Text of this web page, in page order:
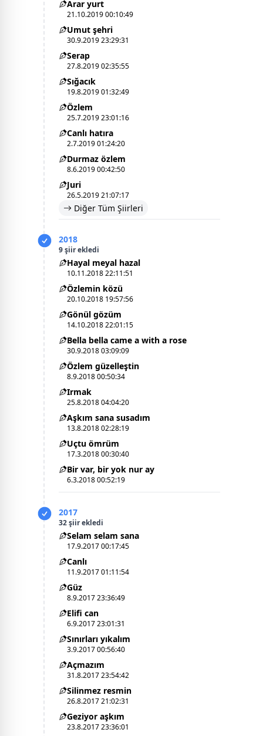
Arar yurt
21.10.2019 00:10:49
Umut şehri
30.9.2019 23:29:31
Serap
27.8.2019 02:35:55
Sığacık
19.8.2019 01:32:49
Özlem
25.7.2019 23:01:16
Canlı hatıra
2.7.2019 01:24:20
Durmaz özlem
8.6.2019 00:42:50
Juri
26.5.2019 21:07:17
Diğer Tüm Şiirleri
2018
9 şiir ekledi
Hayal meyal hazal
10.11.2018 22:11:51
Özlemin közü
20.10.2018 19:57:56
Gönül gözüm
14.10.2018 22:01:15
Bella bella came a with a rose
30.9.2018 03:09:09
Özlem güzelleştin
8.9.2018 00:50:34
Irmak
25.8.2018 04:04:20
Aşkım sana susadım
13.8.2018 02:28:19
Uçtu ömrüm
17.3.2018 00:30:40
Bir var, bir yok nur ay
6.3.2018 00:52:19
2017
32 şiir ekledi
Selam selam sana
17.9.2017 00:17:45
Canlı
11.9.2017 01:11:54
Güz
8.9.2017 23:36:49
Elifi can
6.9.2017 23:01:31
Sınırları yıkalım
3.9.2017 00:56:40
Açmazım
31.8.2017 23:54:42
Silinmez resmin
26.8.2017 21:02:31
Geziyor aşkım
23.8.2017 23:36:01